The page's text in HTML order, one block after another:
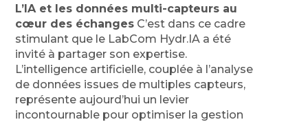
L’IA et les données multi-capteurs au
cœur des échanges C’est dans ce cadre
stimulant que le LabCom Hydr.IA a été
invité à partager son expertise.
L’intelligence artificielle, couplée à l’analyse
de données issues de multiples capteurs,
représente aujourd’hui un levier
incontournable pour optimiser la gestion